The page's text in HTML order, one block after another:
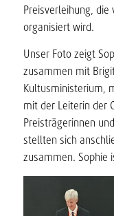
Preisverleihung,
organisiert wird.
Unser Foto zeigt
zusammen mit
Kultusministerium,
mit der Leiterin der
Preisträgerinnen
stellten sich
zusammen. Sophie